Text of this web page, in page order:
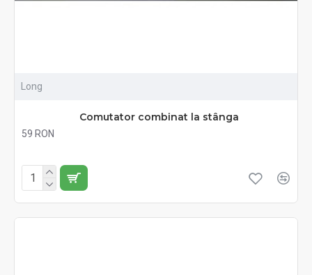
Long
Comutator combinat la stânga
59 RON